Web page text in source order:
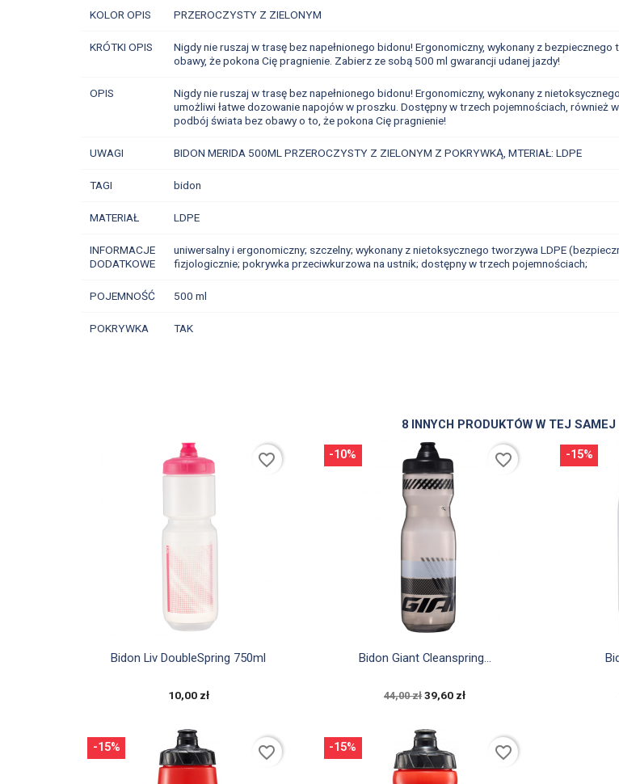
KOLOR OPIS PRZEROCZYSTY Z ZIELONYM
KRÓTKI OPIS
Nigdy nie ruszaj w trasę bez napełnionego bidonu! Ergonomiczny, wykonany z
obawy, że pokona Cię pragnienie. Zabierz ze sobą 500 ml gwarancji udanej jazdy!
OPIS
Nigdy nie ruszaj w trasę bez napełnionego bidonu! Ergonomiczny, wykonany z
umożliwi łatwe dozowanie napojów w proszku. Dostępny w trzech pojemnościach, również
podbój świata bez obawy o to, że pokona Cię pragnienie!
UWAGI BIDON MERIDA 500ML PRZEROCZYSTY Z ZIELONYM Z POKRYWKĄ, MTERIAŁ: LDPE
TAGI bidon
MATERIAŁ LDPE
INFORMACJE
DODATKOWE
uniwersalny i ergonomiczny; szczelny; wykonany z nietoksycznego tworzywa LDPE
fizjologicznie; pokrywka przeciwkurzowa na ustnik; dostępny w trzech pojemnościach;
POJEMNOŚĆ 500 ml
POKRYWKA TAK
8 INNYCH PRODUKTÓW W TEJ SAMEJ
Szybki podgląd
Bidon Liv DoubleSpring 750ml
10,00 zł
favorite_border
Szybki podgląd
Bidon Giant Cleanspring...
44,00 zł 39,60 zł
-10% favorite_border -15%
-15% favorite_border -15% favorite_border